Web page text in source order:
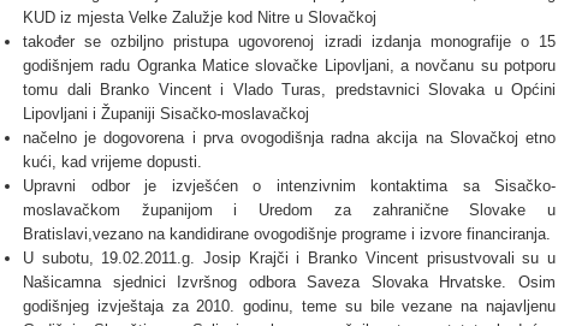
KUD iz mjesta Velke Zalužje kod Nitre u Slovačkoj
također se ozbiljno pristupa ugovorenoj izradi izdanja monografije o 15
godišnjem radu Ogranka Matice slovačke Lipovljani, a novčanu su potporu
tomu dali Branko Vincent i Vlado Turas, predstavnici Slovaka u Općini
Lipovljani i Županiji Sisačko-moslavačkoj
načelno je dogovorena i prva ovogodišnja radna akcija na Slovačkoj etno
kući, kad vrijeme dopusti.
Upravni odbor je izvješćen o intenzivnim kontaktima sa Sisačko-
moslavačkom županijom i Uredom za zahranične Slovake u
Bratislavi,vezano na kandidirane ovogodišnje programe i izvore financiranja.
U subotu, 19.02.2011.g. Josip Krajči i Branko Vincent prisustvovali su u
Našicamna sjednici Izvršnog odbora Saveza Slovaka Hrvatske. Osim
godišnjeg izvještaja za 2010. godinu, teme su bile vezane na najavljenu